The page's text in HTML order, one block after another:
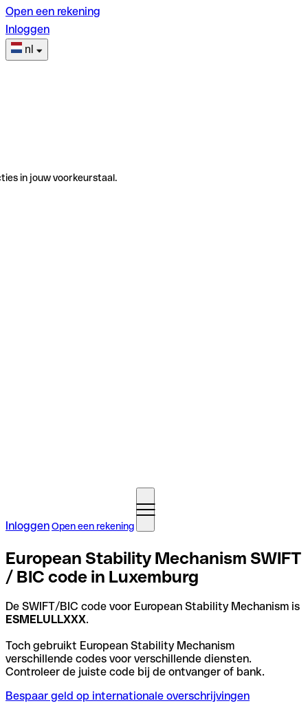
Open een rekening
Inloggen
nl
in jouw voorkeurstaal.
InloggenOpen een rekening
European Stability Mechanism SWIFT
/ BIC code in Luxemburg
De SWIFT/BIC code voor European Stability Mechanism is
ESMELULLXXX.
Toch gebruikt European Stability Mechanism
verschillende codes voor verschillende diensten.
Controleer de juiste code bij de ontvanger of bank.
Bespaar geld op internationale overschrijvingen